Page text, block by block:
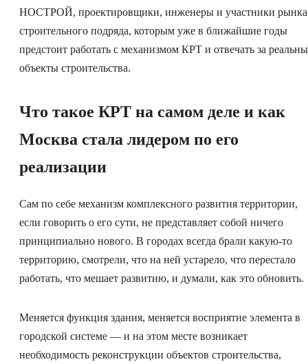
НОСТРОЙ, проектировщики, инженеры и участники рынка
строительного подряда, которым уже в ближайшие годы
предстоит работать с механизмом КРТ и отвечать за
объекты строительства.
Что такое КРТ на самом деле и как
Москва стала лидером по его
реализации
Сам по себе механизм комплексного развития территории,
если говорить о его сути, не представляет собой ничего
принципиально нового. В городах всегда брали какую-то
территорию, смотрели, что на ней устарело, что перестало
работать, что мешает развитию, и думали, как это обновить.
Меняется функция здания, меняется восприятие элемента в
городской системе — и на этом месте возникает
необходимость реконструкции объектов строительства,